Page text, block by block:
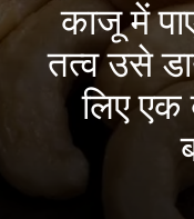
काजू में
तत्व उसे
लिए एक